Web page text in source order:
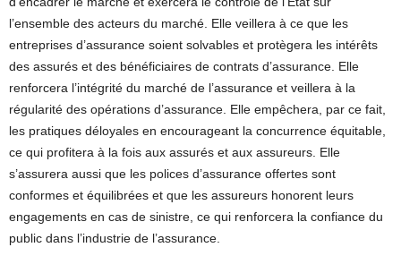
l’ensemble des acteurs du marché. Elle veillera à ce que les
entreprises d’assurance soient solvables et protègera les intérêts
des assurés et des bénéficiaires de contrats d’assurance. Elle
renforcera l’intégrité du marché de l’assurance et veillera à la
régularité des opérations d’assurance. Elle empêchera, par ce fait,
les pratiques déloyales en encourageant la concurrence équitable,
ce qui profitera à la fois aux assurés et aux assureurs. Elle
s’assurera aussi que les polices d’assurance offertes sont
conformes et équilibrées et que les assureurs honorent leurs
engagements en cas de sinistre, ce qui renforcera la confiance du
public dans l’industrie de l’assurance.